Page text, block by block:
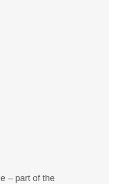
– part of the